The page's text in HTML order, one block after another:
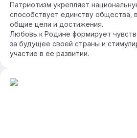
Патриотизм укрепляет
способствует единству общества,
общие цели и достижения.
Любовь к Родине формирует
за будущее своей страны и
участие в её развитии.